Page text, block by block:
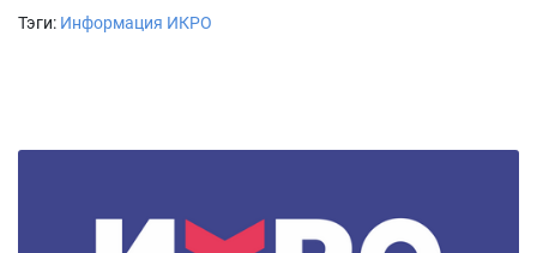
Тэги: Информация ИКРО